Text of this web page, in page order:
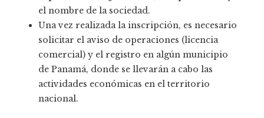
el nombre de la sociedad.
Una vez realizada la inscripción, es necesario
solicitar el aviso de operaciones (licencia
comercial) y el registro en algún municipio
de Panamá, donde se llevarán a cabo las
actividades económicas en el territorio
nacional.